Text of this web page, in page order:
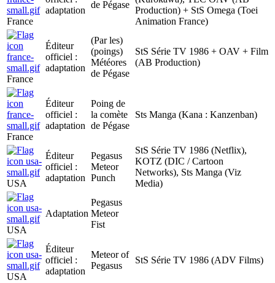
France
adaptation
de Pégase
Production) + StS Omega (Toei
Animation France)
France
Éditeur
officiel :
adaptation
(Par les)
(poings)
Météores
de Pégase
StS Série TV 1986 + OAV + Film
(AB Production)
France
Éditeur
officiel :
adaptation
Poing de
la comète
de Pégase
Sts Manga (Kana : Kanzenban)
USA
Éditeur
officiel :
adaptation
Pegasus
Meteor
Punch
StS Série TV 1986 (Netflix),
KOTZ (DIC / Cartoon
Networks), Sts Manga (Viz
Media)
USA
Adaptation
Pegasus
Meteor
Fist
USA
Éditeur
officiel :
adaptation
Meteor of
Pegasus
StS Série TV 1986 (ADV Films)